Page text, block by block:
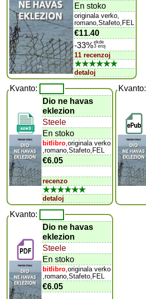
En stoko
originala verko,
romano,Stafeto,FEL
€11.40
-33%ekde
3 eroj
11 recenzoj
★★★★★★
detaloj
Kvanto:
Dio ne havas
eklezion
Steele
En stoko
bitlibro ,originala verko
,romano,Stafeto,FEL
€6.05
recenzo
★★★★★★
detaloj
Kvanto:
Kvanto:
Dio ne havas
eklezion
Steele
En stoko
bitlibro ,originala verko
,romano,Stafeto,FEL
€6.05